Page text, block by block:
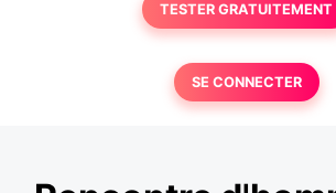
TESTER GRATUITEMENT
SE CONNECTER